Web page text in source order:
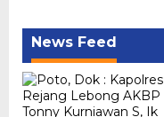
News Feed